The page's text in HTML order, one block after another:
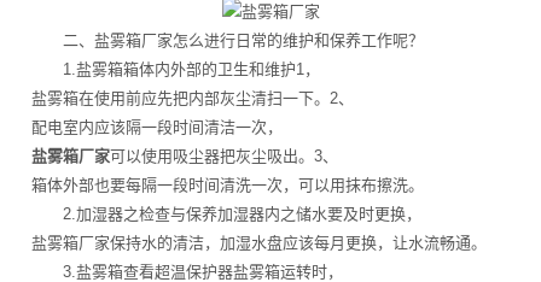
二、盐雾箱厂家怎么进行日常的维护和保养工作呢？
1.盐雾箱箱体内外部的卫生和维护1，
盐雾箱在使用前应先把内部灰尘清扫一下。2、
配电室内应该隔一段时间清洁一次，
盐雾箱厂家可以使用吸尘器把灰尘吸出。3、
箱体外部也要每隔一段时间清洗一次，可以用抹布擦洗。
2.加湿器之检查与保养加湿器内之储水要及时更换，
盐雾箱厂家保持水的清洁，加湿水盘应该每月更换，让水流畅通。
3.盐雾箱查看超温保护器盐雾箱运转时，